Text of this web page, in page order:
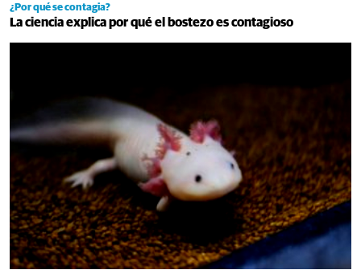
¿Por qué se contagia?
La ciencia explica por qué el bostezo es contagioso